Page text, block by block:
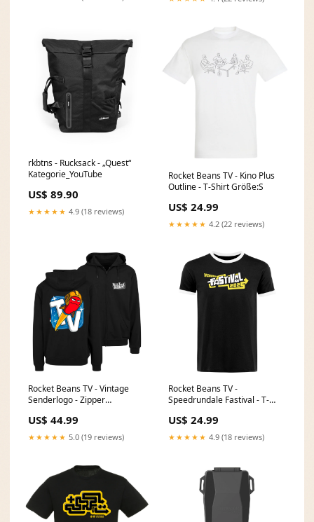
rkbtns - Rucksack - „Quest“
Kategorie_YouTube
US$ 89.90
★★★★★ 4.9 (18 reviews)
Rocket Beans TV - Kino Plus
Outline - T-Shirt Größe:S
US$ 24.99
★★★★★ 4.2 (22 reviews)
Rocket Beans TV - Vintage
Senderlogo - Zipper
US$ 44.99
★★★★★ 5.0 (19 reviews)
Rocket Beans TV -
Speedrundale Fastival - T-
Galaxy
US$ 24.99
★★★★★ 4.9 (18 reviews)